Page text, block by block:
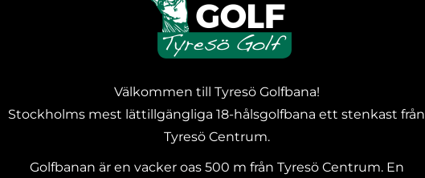
Välkommen till Tyresö Golfbana!
Stockholms mest lättillgängliga 18-hålsgolfbana ett stenkast från
Tyresö Centrum.
Golfbanan är en vacker oas 500 m från Tyresö Centrum. En